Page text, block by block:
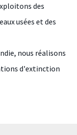
des
usées et des
nous réalisons
d'extinction